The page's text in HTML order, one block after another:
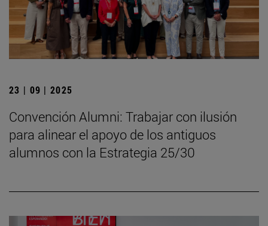
23 | 09 | 2025
Convención Alumni: Trabajar con ilusión
para alinear el apoyo de los antiguos
alumnos con la Estrategia 25/30